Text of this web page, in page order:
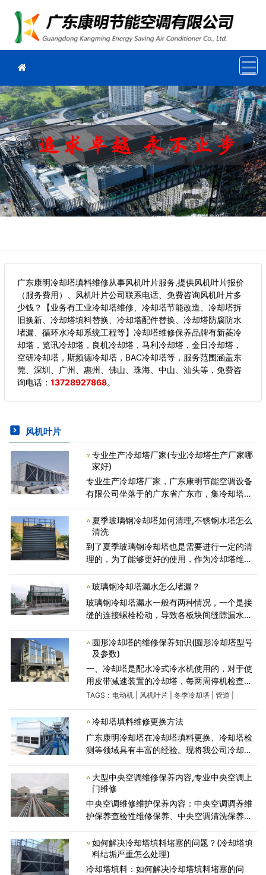
广东康明冷却塔填料维修从事风机叶片服务,提供风机叶片报价
（服务费用）、风机叶片公司联系电话、免费咨询风机叶片多
少钱？【业务有工业冷却塔维修、冷却塔节能改造、冷却塔拆
旧换新、冷却塔填料替换、冷却塔配件替换、冷却塔防腐防水
堵漏、循环水冷却系统工程等】冷却塔维修保养品牌有新菱冷
却塔，览讯冷却塔，良机冷却塔，马利冷却塔，金日冷却塔，
空研冷却塔，斯频德冷却塔，BAC冷却塔等，服务范围涵盖东
莞、深圳、广州、惠州、佛山、珠海、中山、汕头等， 免费咨
询电话： 13728927868。
风机叶片
专业生产冷却塔厂家(专业冷却塔生产厂家哪
家好)
专业生产冷却塔厂家，广东康明节能空调设备
有限公司坐落于的广东省广东市，集冷却塔及
一体化，配套完善的维修售后服务。专注于为
客户提供工业/中
夏季玻璃钢冷却塔如何清理,不锈钢水塔怎么
清洗
到了夏季玻璃钢冷却塔也是需要进行一定的清
理的，为了能够更好的使用，作为冷却塔维修
题，有必要带大家一起学习一下
玻璃钢冷却塔漏水怎么堵漏？
玻璃钢冷却塔漏水一般有两种情况，一个是接
缝的连接螺栓松动，导致各板块间缝隙漏水，
薄不一穿孔漏水。
圆形冷却塔的维修保养知识(圆形冷却塔型号
及参数)
一、冷却塔是配水冷式冷水机使用的，对于使
用皮带减速装置的冷却塔，每两周停机检查皮
带的松紧度，不合适时要进行调整;如果几根皮
间不运行，则要将
TAGS： 电动机| 风机叶片| 冬季冷却塔| 管道
冷却塔填料维修更换方法
广东康明冷却塔在冷却塔填料更换、冷却塔检
测等领域具有丰富的经验。现将我公司冷却塔
户学习使用...
大型中央空调维修保养内容,专业中央空调上
门维修
中央空调维修维护保养內容：中央空调调养维
护保养查验性维修保养、中央空调清洗保养、
如何解决冷却塔填料堵塞的问题？(冷却塔填
料结垢严重怎么处理)
冷却塔填料：如何解决冷却塔填料堵塞的问